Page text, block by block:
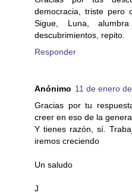
democracia, triste pero
Sigue, Luna,
descubrimientos, repito.
Responder
Anónimo 11 de enero
Gracias por tu
creer en eso de la
Y tienes razón, sí.
iremos creciendo
Un saludo
J